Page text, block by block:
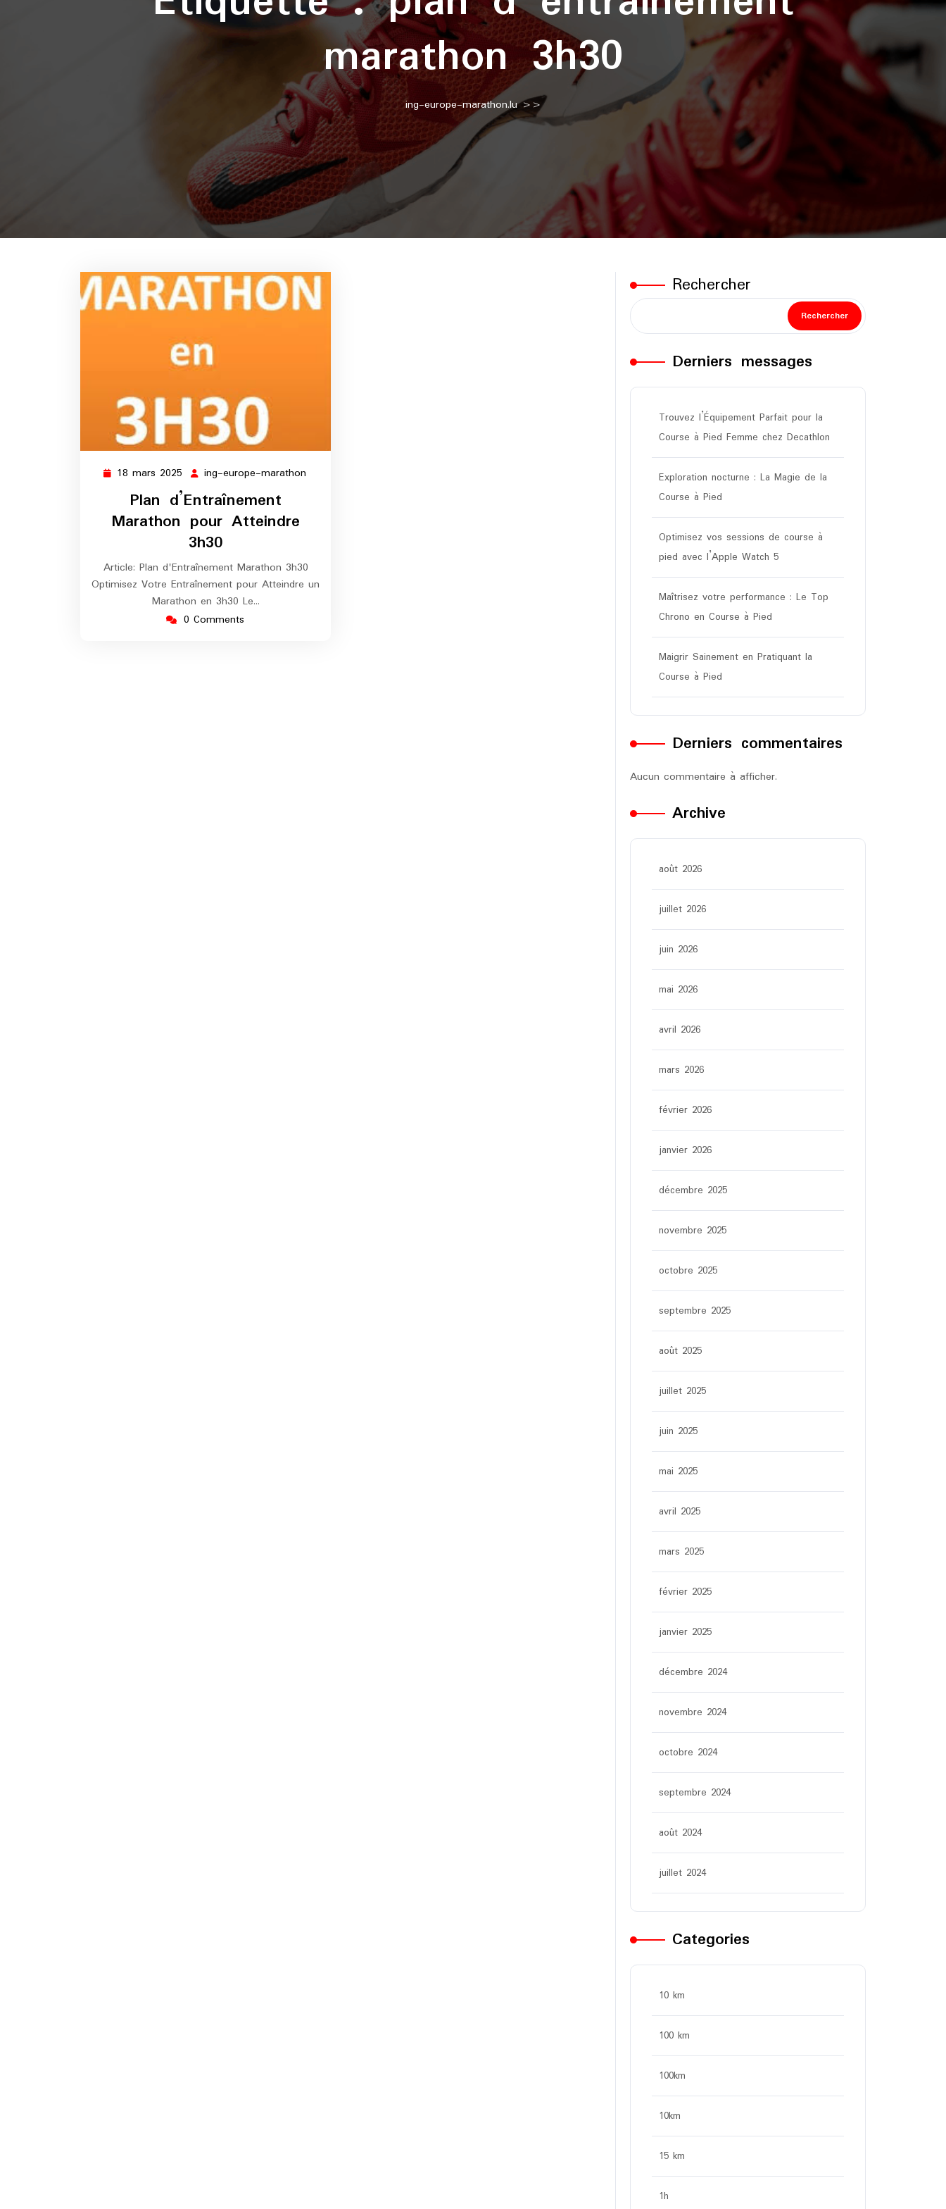
marathon 3h30
ing-europe-marathon.lu>>
18 mars 2025 18
mars
2025
ing-europe-marathon
Plan d’Entraînement
Marathon pour Atteindre
3h30
Article: Plan d'Entraînement Marathon 3h30
Optimisez Votre Entraînement pour Atteindre un
Marathon en 3h30 Le…
0 Comments
Rechercher
Rechercher
Derniers messages
Trouvez l’Équipement Parfait pour la
Course à Pied Femme chez Decathlon
Exploration nocturne : La Magie de la
Course à Pied
Optimisez vos sessions de course à
pied avec l’Apple Watch 5
Maîtrisez votre performance : Le Top
Chrono en Course à Pied
Maigrir Sainement en Pratiquant la
Course à Pied
Derniers commentaires
Aucun commentaire à afficher.
Archive
août 2026
juillet 2026
juin 2026
mai 2026
avril 2026
mars 2026
février 2026
janvier 2026
décembre 2025
novembre 2025
octobre 2025
septembre 2025
août 2025
juillet 2025
juin 2025
mai 2025
avril 2025
mars 2025
février 2025
janvier 2025
décembre 2024
novembre 2024
octobre 2024
septembre 2024
août 2024
juillet 2024
Categories
10 km
100 km
100km
10km
15 km
1h